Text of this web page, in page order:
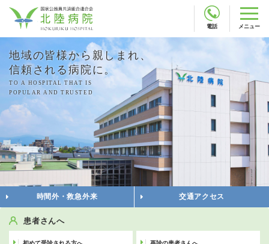
電話 メニュー
地域の皆様から親しまれ、
信頼される病院に。
TO A HOSPITAL THAT IS
POPULAR AND TRUSTED
時間外・救急外来 交通アクセス
患者さんへ